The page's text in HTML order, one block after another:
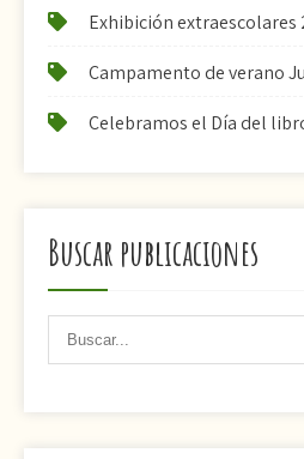
Exhibición extraescolares
Campamento de verano
Celebramos el Día del
Buscar publicaciones